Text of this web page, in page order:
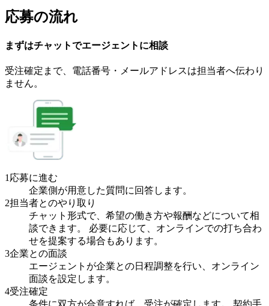
応募の流れ
まずはチャットでエージェント に相談
受注確定まで、 電話番号・メールアドレスは担当者へ伝わり
ません。
1 応募に進む
企業側が用意した質問に回答します。
2担当者とのやり取り
チャット形式で、希望の働き方や報酬などについて相
談できます。 必要に応じて、オンラインでの打ち合わ
せを提案する場合もあります。
3企業との面談
エージェントが企業との日程調整を行い、オンライン
面談を設定します。
4受注確定
条件に双方が合意すれば、受注が確定します。 契約手